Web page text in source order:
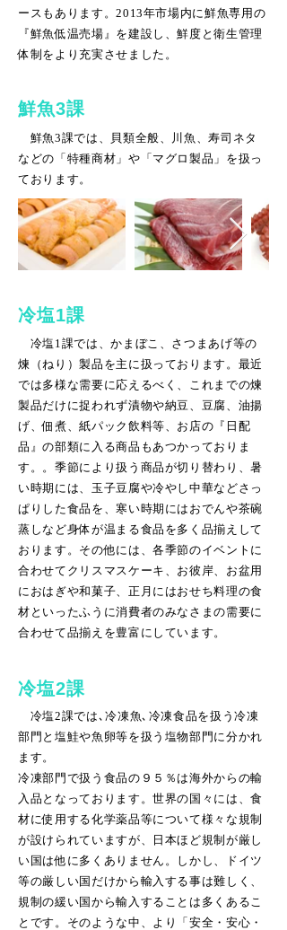
ースもあります。2013年市場内に鮮魚専用の
『鮮魚低温売場』を建設し、鮮度と衛生管理
体制をより充実させました。
鮮魚3課
鮮魚3課では、貝類全般、川魚、寿司ネタ
などの「特種商材」や「マグロ製品」を扱っ
ております。
冷塩1課
冷塩1課では、かまぼこ、さつまあげ等の
煉（ねり）製品を主に扱っております。最近
では多様な需要に応えるべく、これまでの煉
製品だけに捉われず漬物や納豆、豆腐、油揚
げ、佃煮、紙パック飲料等、お店の『日配
品』の部類に入る商品もあつかっておりま
す。。季節により扱う商品が切り替わり、暑
い時期には、玉子豆腐や冷やし中華などさっ
ぱりした食品を、寒い時期にはおでんや茶碗
蒸しなど身体が温まる食品を多く品揃えして
おります。その他には、各季節のイベントに
合わせてクリスマスケーキ、お彼岸、お盆用
におはぎや和菓子、正月にはおせち料理の食
材といったふうに消費者のみなさまの需要に
合わせて品揃えを豊富にしています。
冷塩2課
冷塩2課では､冷凍魚､冷凍食品を扱う冷凍
部門と塩鮭や魚卵等を扱う塩物部門に分かれ
ます。
冷凍部門で扱う食品の９５％は海外からの輸
入品となっております。世界の国々には、食
材に使用する化学薬品等について様々な規制
が設けられていますが、日本ほど規制が厳し
い国は他に多くありません。しかし、ドイツ
等の厳しい国だけから輸入する事は難しく、
規制の緩い国から輸入することは多くあるこ
とです。そのような中、より「安全・安心・